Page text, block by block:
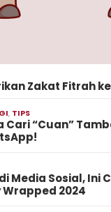
Zakat Fitrah
, TIPS
Cari “Cuan”
Media Sosial, Ini
2024